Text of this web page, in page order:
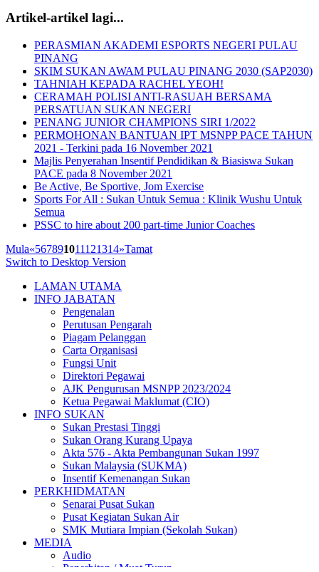
Artikel-artikel lagi...
PERASMIAN AKADEMI ESPORTS NEGERI PULAU
PINANG
SKIM SUKAN AWAM PULAU PINANG 2030 (SAP2030)
TAHNIAH KEPADA RACHEL YEOH!
CERAMAH POLISI ANTI-RASUAH BERSAMA
PERSATUAN SUKAN NEGERI
PENANG JUNIOR CHAMPIONS SIRI 1/2022
PERMOHONAN BANTUAN IPT MSNPP PACE TAHUN
2021 - Terkini pada 16 November 2021
Majlis Penyerahan Insentif Pendidikan & Biasiswa Sukan
PACE pada 8 November 2021
Be Active, Be Sportive, Jom Exercise
Sports For All : Sukan Untuk Semua : Klinik Wushu Untuk
Semua
PSSC to hire about 200 part-time Junior Coaches
Mula«567891011121314»Tamat
Switch to Desktop Version
LAMAN UTAMA
INFO JABATAN
Pengenalan
Perutusan Pengarah
Piagam Pelanggan
Carta Organisasi
Fungsi Unit
Direktori Pegawai
AJK Pengurusan MSNPP 2023/2024
Ketua Pegawai Maklumat (CIO)
INFO SUKAN
Sukan Prestasi Tinggi
Sukan Orang Kurang Upaya
Akta 576 - Akta Pembangunan Sukan 1997
Sukan Malaysia (SUKMA)
Insentif Kemenangan Sukan
PERKHIDMATAN
Senarai Pusat Sukan
Pusat Kegiatan Sukan Air
SMK Mutiara Impian (Sekolah Sukan)
MEDIA
Audio
Penerbitan / Muat Turun